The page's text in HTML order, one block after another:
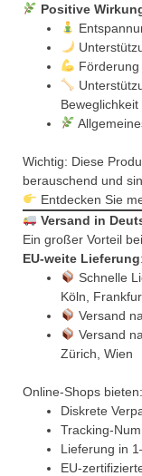
Positive
Beweglichkeit
Wichtig: Diese
berauschend und
Entdecken Sie
Versand in
Ein großer Vorteil
EU-weite Lieferung:
Schnelle
Köln,
Versand
Versand
Zürich, Wien
Online-Shops bieten:
Diskrete
Tracking-
Lieferung in
EU-